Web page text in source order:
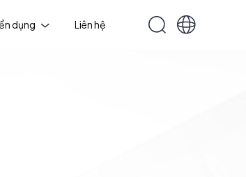
dụng Liên hệ